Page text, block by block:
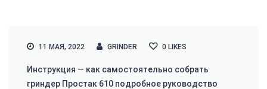
11 МАЯ, 2022 GRINDER 0 LIKES
Инструкция — как самостоятельно собрать
гриндер Простак 610 подробное руководство